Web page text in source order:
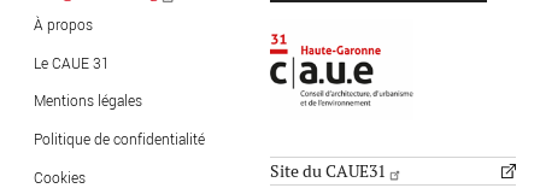
MENU PIED DE PAGE
À propos
Le CAUE 31
Mentions légales
Politique de confidentialité
Cookies
Site du CAUE31